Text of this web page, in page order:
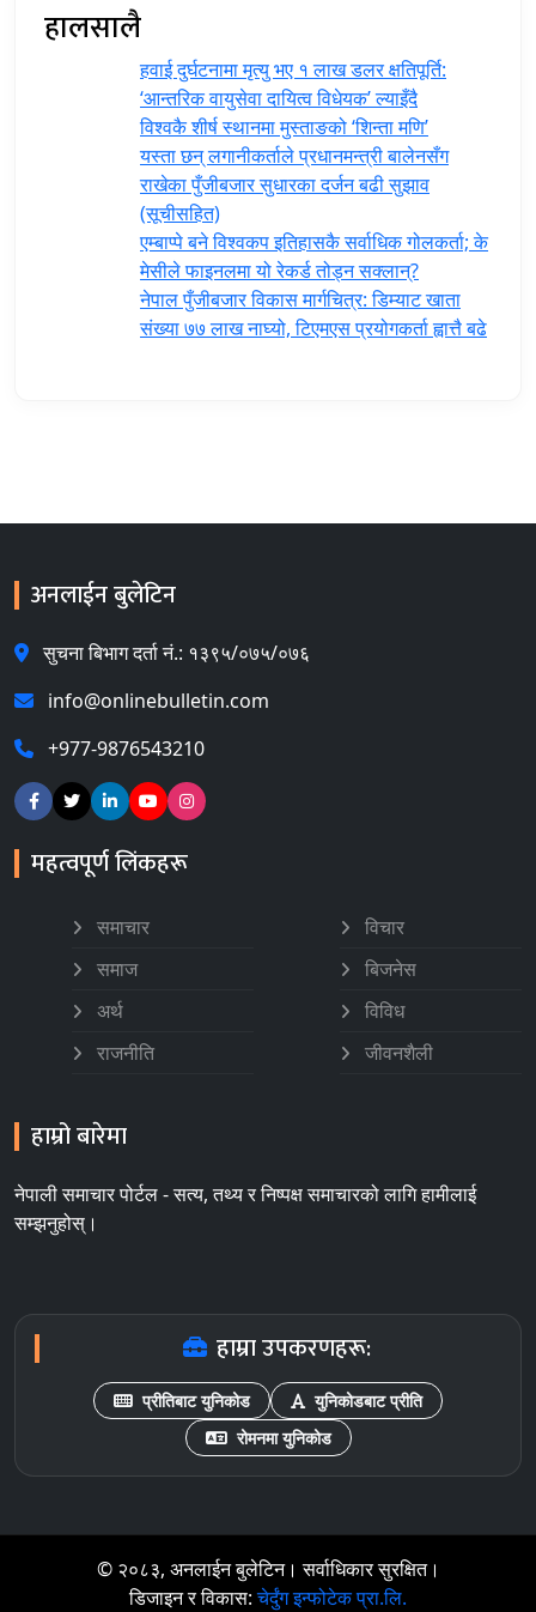
हालसालै
हवाई दुर्घटनामा मृत्यु भए १ लाख डलर क्षतिपूर्ति:
‘आन्तरिक वायुसेवा दायित्व विधेयक’ ल्याइँदै
विश्वकै शीर्ष स्थानमा मुस्ताङको ‘शिन्ता मणि’
यस्ता छन् लगानीकर्ताले प्रधानमन्त्री ‍बालेनसँग
राखेका पुँजीबजार सुधारका दर्जन बढी सुझाव
(सूचीसहित)
एम्बाप्पे बने विश्वकप इतिहासकै सर्वाधिक गोलकर्ता; के
मेसीले फाइनलमा यो रेकर्ड तोड्न सक्लान्?
नेपाल पुँजीबजार विकास मार्गचित्र: डिम्याट खाता
संख्या ७७ लाख नाघ्यो, टिएमएस प्रयोगकर्ता ह्वात्तै बढे
अनलाईन बुलेटिन
सुचना बिभाग दर्ता नं.: १३९५/०७५/०७६
info@onlinebulletin.com
+977-9876543210
महत्वपूर्ण लिंकहरू
समाचार
समाज
अर्थ
राजनीति
विचार
बिजनेस
विविध
जीवनशैली
हाम्रो बारेमा
नेपाली समाचार पोर्टल - सत्य, तथ्य र निष्पक्ष समाचारको लागि हामीलाई
सम्झनुहोस्।
हाम्रा उपकरणहरू:
प्रीतिबाट युनिकोड
युनिकोडबाट प्रीति
रोमनमा युनिकोड
© २०८३, अनलाईन बुलेटिन। सर्वाधिकार सुरक्षित।
डिजाइन र विकास:चेर्दुंग इन्फोटेक प्रा.लि.